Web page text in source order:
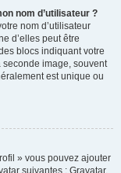
nom d’utilisateur ?
nom d’utilisateur
d’elles peut être
blocs indiquant votre
seconde image, souvent
est unique ou
» vous pouvez ajouter
suivantes : Gravatar,